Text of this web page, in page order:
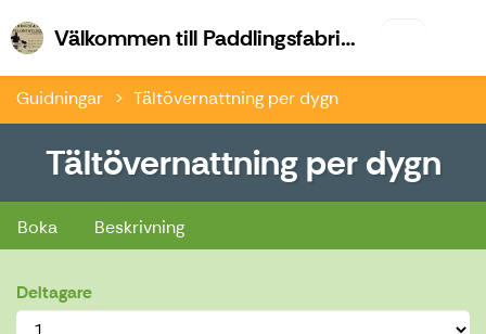
Välkommen till Paddlingsfabriken & Kajk.fi
Guidningar Tältövernattning per dygn
Tältövernattning per dygn
Tältövernattning per dygn
Boka Beskrivning
Deltagare